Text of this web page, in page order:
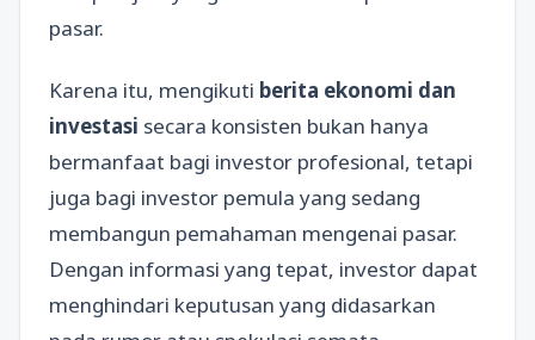
pasar.
Karena itu, mengikuti berita ekonomi dan
investasi secara konsisten bukan hanya
bermanfaat bagi investor profesional, tetapi
juga bagi investor pemula yang sedang
membangun pemahaman mengenai pasar.
Dengan informasi yang tepat, investor dapat
menghindari keputusan yang didasarkan